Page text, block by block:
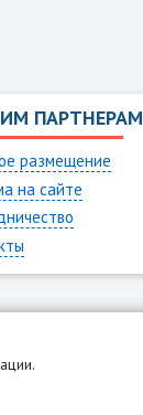
ПАРТНЕРАМ
размещение
на сайте